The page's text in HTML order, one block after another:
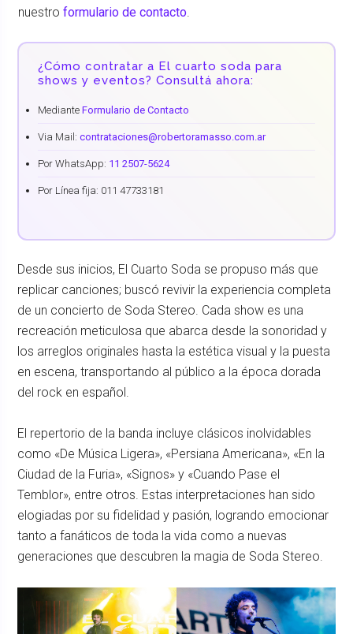
nuestro formulario de contacto.
¿Cómo contratar a El cuarto soda para
shows y eventos? Consultá ahora:
Mediante Formulario de Contacto
Via Mail: contrataciones@robertoramasso.com.ar
Por WhatsApp: 11 2507-5624
Por Línea fija: 011 47733181
Desde sus inicios, El Cuarto Soda se propuso más que
replicar canciones; buscó revivir la experiencia completa
de un concierto de Soda Stereo. Cada show es una
recreación meticulosa que abarca desde la sonoridad y
los arreglos originales hasta la estética visual y la puesta
en escena, transportando al público a la época dorada
del rock en español.
El repertorio de la banda incluye clásicos inolvidables
como «De Música Ligera», «Persiana Americana», «En la
Ciudad de la Furia», «Signos» y «Cuando Pase el
Temblor», entre otros. Estas interpretaciones han sido
elogiadas por su fidelidad y pasión, logrando emocionar
tanto a fanáticos de toda la vida como a nuevas
generaciones que descubren la magia de Soda Stereo.